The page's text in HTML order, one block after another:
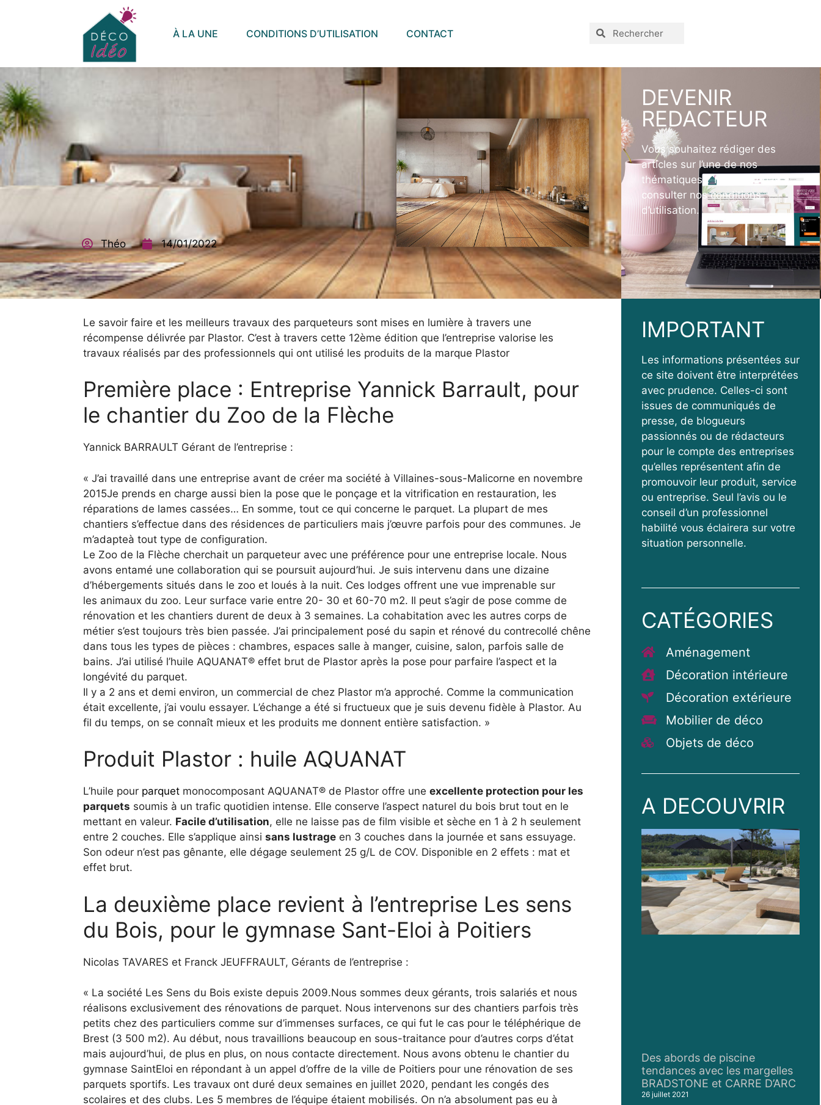
À LA UNE CONDITIONS D’UTILISATION CONTACT
Théo 14/01/2022
DEVENIR
REDACTEUR
Vous souhaitez rédiger des
articles sur l’une de nos
thématiques ? N’hésitez pas à
consulter nos conditions
d’utilisation.
Le savoir faire et les meilleurs travaux des parqueteurs sont mises en lumière à travers une
récompense délivrée par Plastor. C’est à travers cette 12ème édition que l’entreprise valorise les
travaux réalisés par des professionnels qui ont utilisé les produits de la marque Plastor
Première place : Entreprise Yannick Barrault, pour
le chantier du Zoo de la Flèche
Yannick BARRAULT Gérant de l’entreprise :
« J’ai travaillé dans une entreprise avant de créer ma société à Villaines-sous-Malicorne en novembre
2015Je prends en charge aussi bien la pose que le ponçage et la vitrification en restauration, les
réparations de lames cassées… En somme, tout ce qui concerne le parquet. La plupart de mes
chantiers s’effectue dans des résidences de particuliers mais j’œuvre parfois pour des communes. Je
m’adapteà tout type de configuration.
Le Zoo de la Flèche cherchait un parqueteur avec une préférence pour une entreprise locale. Nous
avons entamé une collaboration qui se poursuit aujourd’hui. Je suis intervenu dans une dizaine
d’hébergements situés dans le zoo et loués à la nuit. Ces lodges offrent une vue imprenable sur
les animaux du zoo. Leur surface varie entre 20- 30 et 60-70 m2. Il peut s’agir de pose comme de
rénovation et les chantiers durent de deux à 3 semaines. La cohabitation avec les autres corps de
métier s’est toujours très bien passée. J’ai principalement posé du sapin et rénové du contrecollé chêne
dans tous les types de pièces : chambres, espaces salle à manger, cuisine, salon, parfois salle de
bains. J’ai utilisé l’huile AQUANAT® effet brut de Plastor après la pose pour parfaire l’aspect et la
longévité du parquet.
Il y a 2 ans et demi environ, un commercial de chez Plastor m’a approché. Comme la communication
était excellente, j’ai voulu essayer. L’échange a été si fructueux que je suis devenu fidèle à Plastor. Au
fil du temps, on se connaît mieux et les produits me donnent entière satisfaction. »
Produit Plastor : huile AQUANAT
L’huile pour parquet monocomposant AQUANAT® de Plastor offre uneexcellente protection pour les
parquets soumis à un trafic quotidien intense. Elle conserve l’aspect naturel du bois brut tout en le
mettant en valeur. Facile d’utilisation, elle ne laisse pas de film visible et sèche en 1 à 2 h seulement
entre 2 couches. Elle s’applique ainsisans lustrage en 3 couches dans la journée et sans essuyage.
Son odeur n’est pas gênante, elle dégage seulement 25 g/L de COV. Disponible en 2 effets : mat et
effet brut.
La deuxième place revient à l’entreprise Les sens
du Bois, pour le gymnase Sant-Eloi à Poitiers
Nicolas TAVARES et Franck JEUFFRAULT, Gérants de l’entreprise :
« La société Les Sens du Bois existe depuis 2009.Nous sommes deux gérants, trois salariés et nous
réalisons exclusivement des rénovations de parquet. Nous intervenons sur des chantiers parfois très
petits chez des particuliers comme sur d’immenses surfaces, ce qui fut le cas pour le téléphérique de
Brest (3 500 m2). Au début, nous travaillions beaucoup en sous-traitance pour d’autres corps d’état
mais aujourd’hui, de plus en plus, on nous contacte directement. Nous avons obtenu le chantier du
gymnase SaintEloi en répondant à un appel d’offre de la ville de Poitiers pour une rénovation de ses
parquets sportifs. Les travaux ont duré deux semaines en juillet 2020, pendant les congés des
scolaires et des clubs. Les 5 membres de l’équipe étaient mobilisés. On n’a absolument pas eu à
IMPORTANT
Les informations présentées sur
ce site doivent être interprétées
avec prudence. Celles-ci sont
issues de communiqués de
presse, de blogueurs
passionnés ou de rédacteurs
pour le compte des entreprises
qu’elles représentent afin de
promouvoir leur produit, service
ou entreprise. Seul l’avis ou le
conseil d’un professionnel
habilité vous éclairera sur votre
situation personnelle.
CATÉGORIES
Aménagement
Décoration intérieure
Décoration extérieure
Mobilier de déco
Objets de déco
A DECOUVRIR
Des abords de piscine
tendances avec les margelles
BRADSTONE et CARRE D’ARC
26 juillet 2021